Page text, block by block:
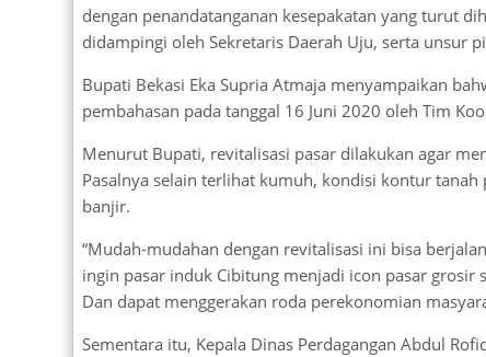
dengan penandatanganan kesepakatan yang turut
didampingi oleh Sekretaris Daerah Uju, serta unsur
Bupati Bekasi Eka Supria Atmaja menyampaikan
pembahasan pada tanggal 16 Juni 2020 oleh Tim
Menurut Bupati, revitalisasi pasar dilakukan agar
Pasalnya selain terlihat kumuh, kondisi kontur
banjir.
“Mudah-mudahan dengan revitalisasi ini bisa
ingin pasar induk Cibitung menjadi icon pasar grosir
Dan dapat menggerakan roda perekonomian
Sementara itu, Kepala Dinas Perdagangan Abdul